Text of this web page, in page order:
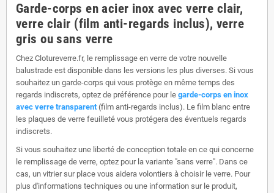
Garde-corps en acier inox avec verre clair,
verre clair (film anti-regards inclus), verre
gris ou sans verre
Chez Clotureverre.fr, le remplissage en verre de votre nouvelle
balustrade est disponible dans les versions les plus diverses. Si vous
souhaitez un garde-corps qui vous protège en même temps des
regards indiscrets, optez de préférence pour le garde-corps en inox
avec verre transparent(film anti-regards inclus). Le film blanc entre
les plaques de verre feuilleté vous protégera des éventuels regards
indiscrets.
Si vous souhaitez une liberté de conception totale en ce qui concerne
le remplissage de verre, optez pour la variante "sans verre". Dans ce
cas, un vitrier sur place vous aidera volontiers à choisir le verre. Pour
plus d'informations techniques ou une information sur le produit,